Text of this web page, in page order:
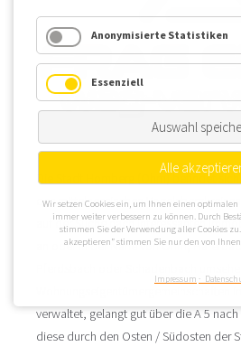
Die Stadt Homberg (Ohm) befindet sich
des mittelhessischen
auf der Suche nach interessanten
an oder in der Nähe von Ohm,
verwaltet, gelangt gut über die A 5
diese durch den Osten / Südosten der
Anonymisierte Statistiken
Essenziell
Auswahl
Alle
Wir setzen Cookies ein, um Ihnen einen
immer weiter verbessern zu können. Durch
stimmen Sie der Verwendung aller Cookies
akzeptieren” stimmen Sie nur den von
Impressum